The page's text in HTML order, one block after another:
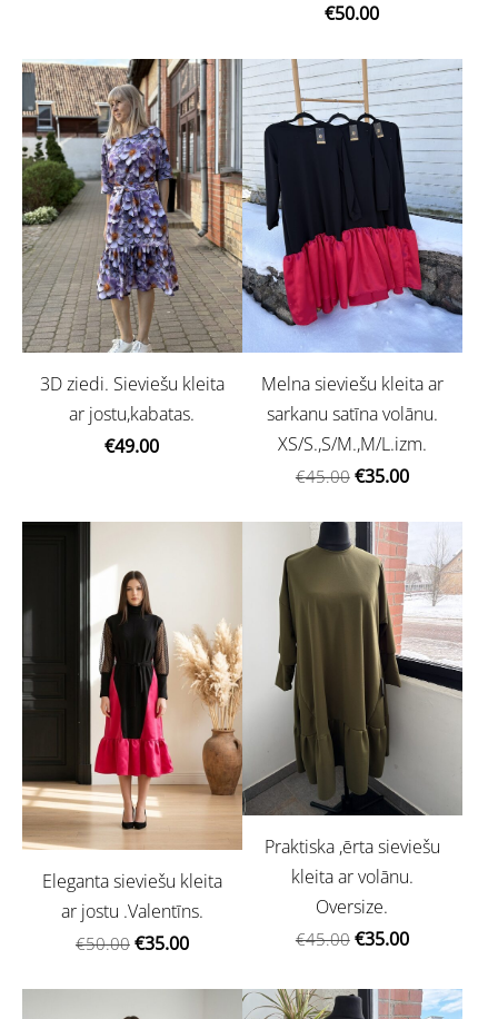
€50.00
3D ziedi. Sieviešu kleita
ar jostu,kabatas.
€49.00
Melna sieviešu kleita ar
sarkanu satīna volānu.
XS/S.,S/M.,M/L.izm.
€45.00 €35.00
Eleganta sieviešu kleita
ar jostu .Valentīns.
€50.00 €35.00
Praktiska ,ērta sieviešu
kleita ar volānu.
Oversize.
€45.00 €35.00